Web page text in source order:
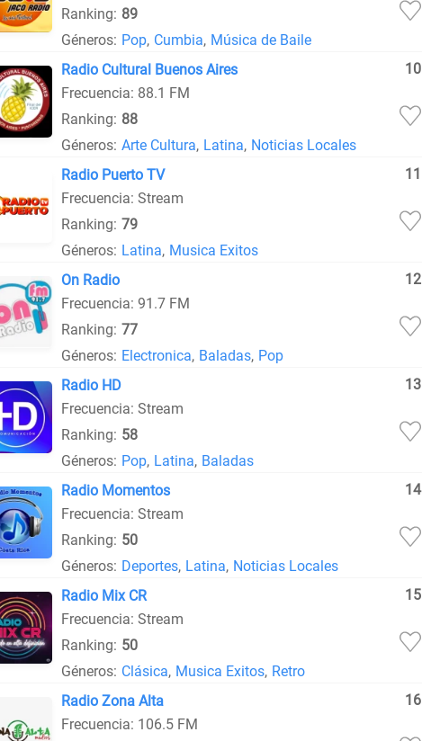
Ranking: 89
Géneros: Pop, Cumbia, Música de Baile
Radio Cultural Buenos Aires
10
Frecuencia: 88.1 FM
Ranking: 88
Géneros: Arte Cultura, Latina, Noticias Locales
Radio Puerto TV
11
Frecuencia: Stream
Ranking: 79
Géneros: Latina, Musica Exitos
On Radio
12
Frecuencia: 91.7 FM
Ranking: 77
Géneros: Electronica, Baladas, Pop
Radio HD
13
Frecuencia: Stream
Ranking: 58
Géneros: Pop, Latina, Baladas
Radio Momentos
14
Frecuencia: Stream
Ranking: 50
Géneros: Deportes, Latina, Noticias Locales
Radio Mix CR
15
Frecuencia: Stream
Ranking: 50
Géneros: Clásica, Musica Exitos, Retro
Radio Zona Alta
16
Frecuencia: 106.5 FM